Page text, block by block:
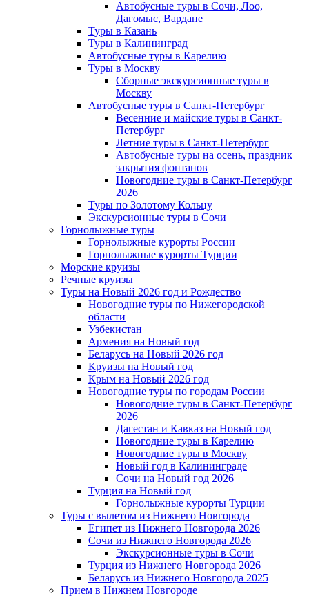
Автобусные туры в Сочи, Лоо,
Дагомыс, Вардане
Туры в Казань
Туры в Калининград
Автобусные туры в Карелию
Туры в Москву
Сборные экскурсионные туры в
Москву
Автобусные туры в Санкт-Петербург
Весенние и майские туры в Санкт-
Петербург
Летние туры в Санкт-Петербург
Автобусные туры на осень, праздник
закрытия фонтанов
Новогодние туры в Санкт-Петербург
2026
Туры по Золотому Кольцу
Экскурсионные туры в Сочи
Горнолыжные туры
Горнолыжные курорты России
Горнолыжные курорты Турции
Морские круизы
Речные круизы
Туры на Новый 2026 год и Рождество
Новогодние туры по Нижегородской
области
Узбекистан
Армения на Новый год
Беларусь на Новый 2026 год
Круизы на Новый год
Крым на Новый 2026 год
Новогодние туры по городам России
Новогодние туры в Санкт-Петербург
2026
Дагестан и Кавказ на Новый год
Новогодние туры в Карелию
Новогодние туры в Москву
Новый год в Калининграде
Сочи на Новый год 2026
Турция на Новый год
Горнолыжные курорты Турции
Туры с вылетом из Нижнего Новгорода
Египет из Нижнего Новгорода 2026
Сочи из Нижнего Новгорода 2026
Экскурсионные туры в Сочи
Турция из Нижнего Новгорода 2026
Беларусь из Нижнего Новгорода 2025
Прием в Нижнем Новгороде